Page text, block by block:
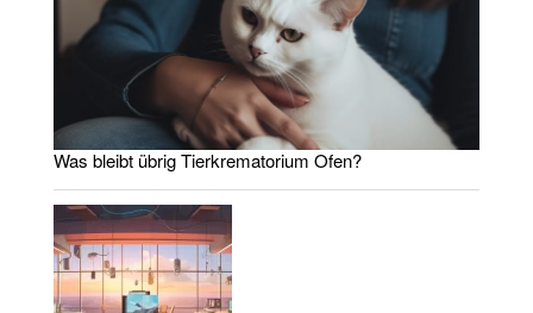
Was bleibt übrig Tierkrematorium Ofen?